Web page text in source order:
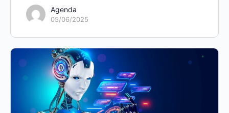
Agenda
05/06/2025